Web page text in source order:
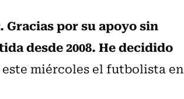
Gracias por su apoyo sin
desde 2008. He decidido
miércoles el futbolista en